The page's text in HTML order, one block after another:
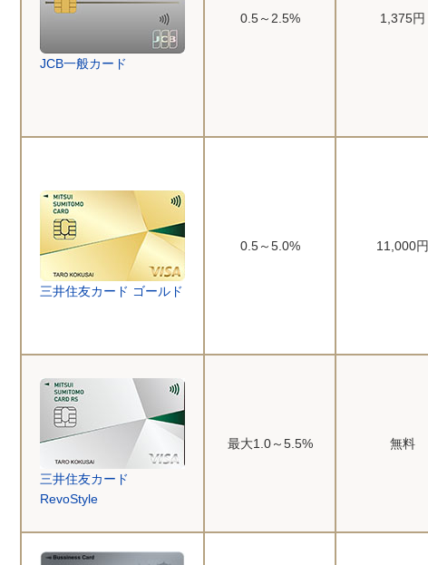
JCB一般カード
0.5～2.5% 1,375円
三井住友カード ゴールド
0.5～5.0% 11,000円
三井住友カード
RevoStyle
最大1.0～5.5% 無料